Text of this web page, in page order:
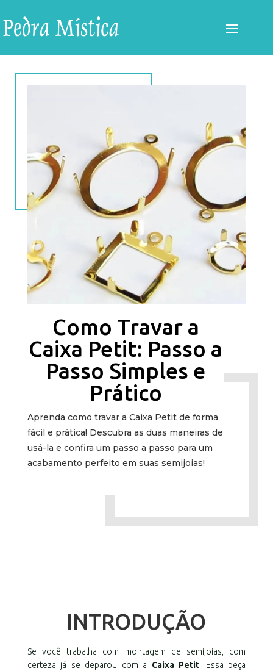
Como Travar a
Caixa Petit: Passo a
Passo Simples e
Prático
Aprenda como travar a Caixa Petit de forma
fácil e prática! Descubra as duas maneiras de
usá-la e confira um passo a passo para um
acabamento perfeito em suas semijoias!
INTRODUÇÃO
Se você trabalha com montagem de semijoias, com
certeza já se deparou com a Caixa Petit. Essa peça